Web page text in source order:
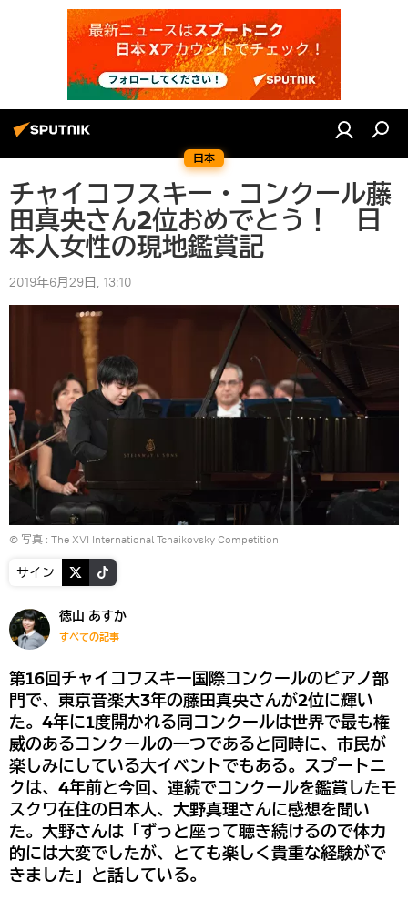
日本
チャイコフスキー・コンクール藤
田真央さん2位おめでとう！ 日
本人女性の現地鑑賞記
2019年6月29日, 13:10
© 写真 : The XVI International Tchaikovsky Competition
サイン
徳山 あすか
すべての記事
第16回チャイコフスキー国際コンクールのピアノ部
門で、東京音楽大3年の藤田真央さんが2位に輝い
た。4年に1度開かれる同コンクールは世界で最も権
威のあるコンクールの一つであると同時に、市民が
楽しみにしている大イベントでもある。スプートニ
クは、4年前と今回、連続でコンクールを鑑賞したモ
スクワ在住の日本人、大野真理さんに感想を聞い
た。大野さんは「ずっと座って聴き続けるので体力
的には大変でしたが、とても楽しく貴重な経験がで
きました」と話している。